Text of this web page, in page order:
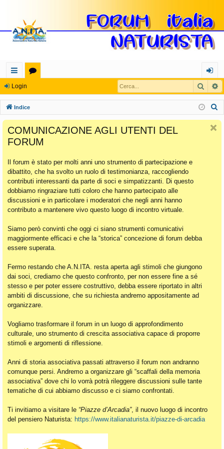
oll
eg
a
m
en
ti
Ra
pi
di
u
m
og
in
Login Cerca
Indice
COMUNICAZIONE AGLI UTENTI DEL
FORUM
Il forum è stato per molti anni uno strumento di partecipazione e
dibattito, che ha svolto un ruolo di testimonianza, raccogliendo
contributi interessanti da parte di soci e simpatizzanti. Di questo
dobbiamo ringraziare tutti coloro che hanno partecipato alle
discussioni e in particolare i moderatori che negli anni hanno
contributo a mantenere vivo questo luogo di incontro virtuale.
Siamo però convinti che oggi ci siano strumenti comunicativi
maggiormente efficaci e che la “storica” concezione di forum debba
essere superata.
Fermo restando che A.N.ITA. resta aperta agli stimoli che giungono
dai soci, crediamo che questo confronto, per non essere fine a sé
stesso e per poter essere costruttivo, debba essere riportato in altri
ambiti di discussione, che su richiesta andremo appositamente ad
organizzare.
Vogliamo trasformare il forum in un luogo di approfondimento
culturale, uno strumento di crescita associativa capace di proporre
stimoli e argomenti di riflessione.
Anni di storia associativa passati attraverso il forum non andranno
comunque persi. Andremo a organizzare gli “scaffali della memoria
associativa” dove chi lo vorrà potrà rileggere discussioni sulle tante
tematiche di cui abbiamo discusso e ci siamo confrontati.
Ti invitiamo a visitare le “Piazze d’Arcadia”, il nuovo luogo di incontro
del pensiero Naturista: https://www.italianaturista.it/piazze-di-arcadia